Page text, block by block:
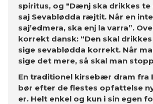
spiritus, og "Dænj ska drikkes te
saj Sevablødda ræjtit. Når en
saj’edmera, ska enj la varra”.
korrekt dansk: “Den skal
sige sevablødda korrekt. Når
sige det mere, så skal man
En traditionel kirsebær dram fra
bør efter de flestes opfattelse
er. Helt enkel og kun i sin egen